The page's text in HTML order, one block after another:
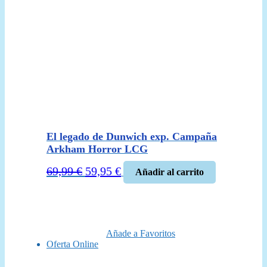
El legado de Dunwich exp. Campaña
Arkham Horror LCG
69,99€ El
59,95 €El
precio
Añadir al carrito
Añade a Favoritos
Oferta Online